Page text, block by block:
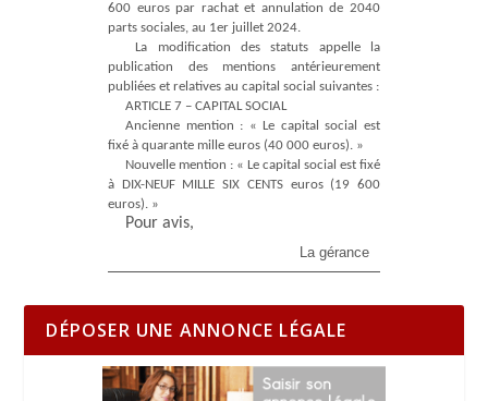
600 euros par rachat et annulation de 2040
parts sociales, au 1er juillet 2024.
La modification des statuts appelle la
publication des mentions antérieurement
publiées et relatives au capital social suivantes :
ARTICLE 7 – CAPITAL SOCIAL
Ancienne mention : « Le capital social est
fixé à quarante mille euros (40 000 euros). »
Nouvelle mention : « Le capital social est fixé
à DIX-NEUF MILLE SIX CENTS euros (19 600
euros). »
Pour avis,
La gérance
DÉPOSER UNE ANNONCE LÉGALE